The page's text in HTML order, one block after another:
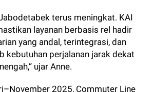
terus meningkat. KAI
layanan berbasis rel hadir
yang andal, terintegrasi, dan
kebutuhan perjalanan jarak dekat
ujar Anne.
2025, Commuter Line